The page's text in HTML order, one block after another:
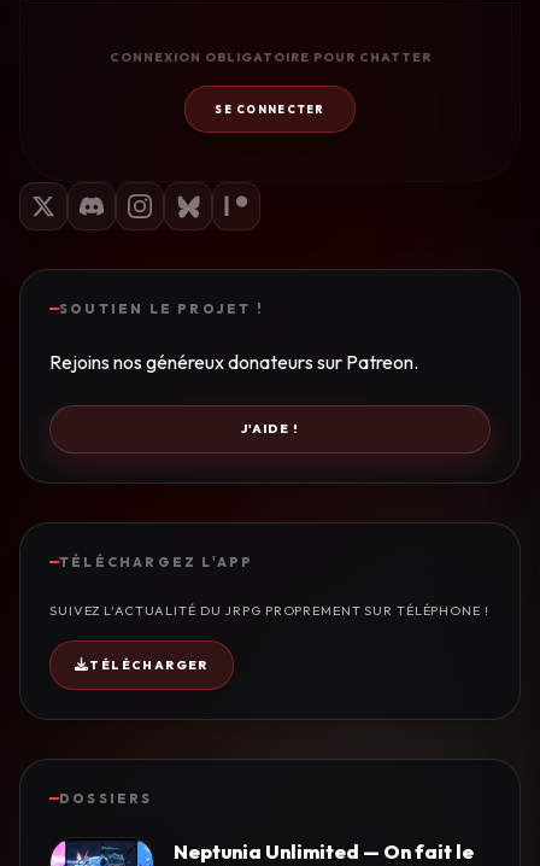
CONNEXION OBLIGATOIRE POUR CHATTER
SE CONNECTER
SOUTIEN LE PROJET !
Rejoins nos généreux donateurs sur Patreon.
J'AIDE !
TÉLÉCHARGEZ L'APP
SUIVEZ L'ACTUALITÉ DU JRPG PROPREMENT SUR TÉLÉPHONE !
TÉLÉCHARGER
DOSSIERS
Neptunia Unlimited — On fait le